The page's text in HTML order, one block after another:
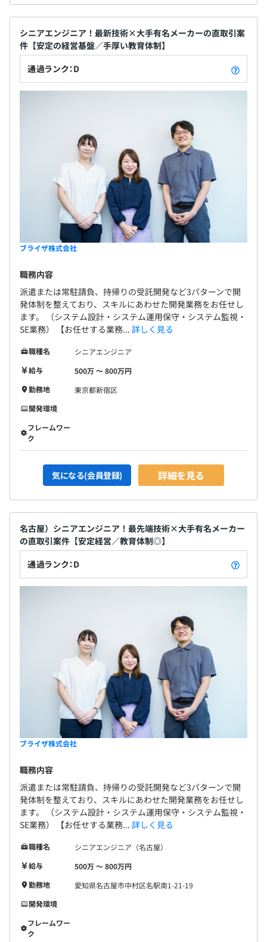
シニアエンジニア！最新技術×大手有名メーカーの直取引案
件【安定の経営基盤／手厚い教育体制】
通過ランク：D
ブライザ株式会社
職務内容
派遣または常駐請負、持帰りの受託開発など3パターンで開
発体制を整えており、スキルにあわせた開発業務をお任せし
ます。 （システム設計・システム運用保守・システム監視・
SE業務） 【お任せする業務... 詳しく見る
職種名
シニアエンジニア
給与
500万 〜 800万円
勤務地
東京都新宿区
開発環境
フレームワー
ク
気になる(会員登録) 詳細を見る
名古屋）シニアエンジニア！最先端技術×大手有名メーカー
の直取引案件【安定経営／教育体制◎】
通過ランク：D
ブライザ株式会社
職務内容
派遣または常駐請負、持帰りの受託開発など3パターンで開
発体制を整えており、スキルにあわせた開発業務をお任せし
ます。 （システム設計・システム運用保守・システム監視・
SE業務） 【お任せする業務... 詳しく見る
職種名
シニアエンジニア（名古屋）
給与
500万 〜 800万円
勤務地
愛知県名古屋市中村区名駅南1-21-19
開発環境
フレームワー
ク